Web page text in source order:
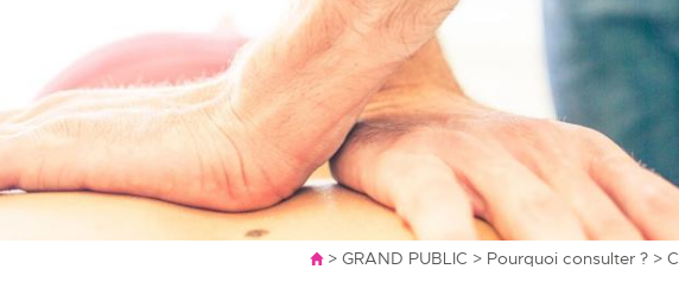
> GRAND PUBLIC > Pourquoi consulter ? >